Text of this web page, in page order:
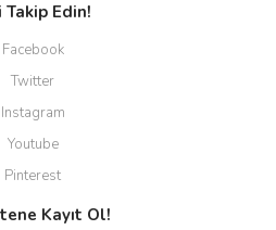
Takip Edin!
Facebook
Twitter
Instagram
Youtube
Pinterest
Kayıt Ol!